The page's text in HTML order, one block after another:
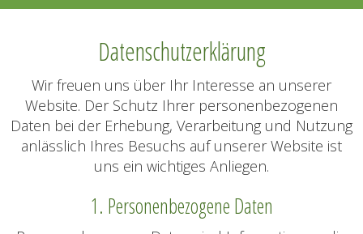
Datenschutzerklärung
Wir freuen uns über Ihr Interesse an unserer
Website. Der Schutz Ihrer personenbezogenen
Daten bei der Erhebung, Verarbeitung und Nutzung
anlässlich Ihres Besuchs auf unserer Website ist
uns ein wichtiges Anliegen.
1. Personenbezogene Daten